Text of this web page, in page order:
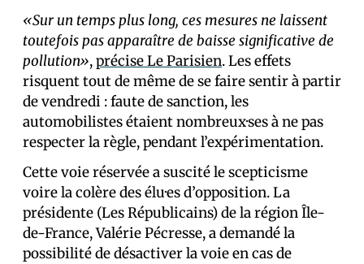
«Sur un temps plus long, ces mesures ne laissent
toutefois pas apparaître de baisse significative de
pollution»,précise Le Parisien. Les effets
risquent tout de même de se faire sentir à partir
de vendredi : faute de sanction, les
automobilistes étaient nombreux·ses à ne pas
respecter la règle, pendant l’expérimentation.
Cette voie réservée a suscité le scepticisme
voire la colère des élu·es d’opposition. La
présidente (Les Républicains) de la région Île-
de-France, Valérie Pécresse, a demandé la
possibilité de désactiver la voie en cas de